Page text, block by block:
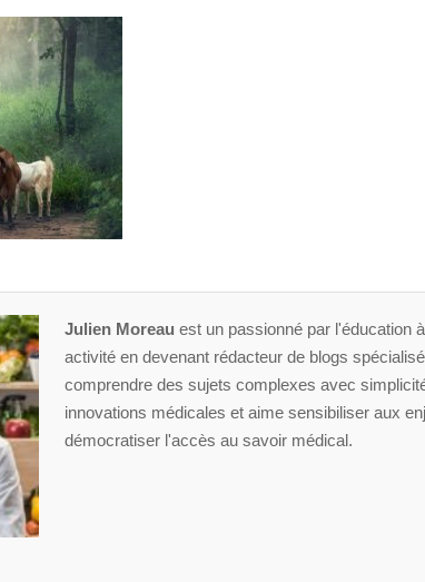
Julien Moreau est un passionné par l'éducation
activité en devenant rédacteur de blogs
comprendre des sujets complexes avec
innovations médicales et aime sensibiliser aux
démocratiser l'accès au savoir médical.